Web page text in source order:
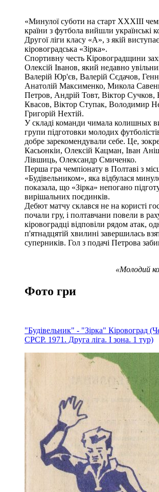
«Минулої суботи на старт XXXIII
країни з футбола вийшли українські
Другої ліги класу «А», з якій виступає
кіровоградська «Зірка».
Спортивну честь Кіровоградщини
Олексій Іванов, який недавно
Валерій Юр'єв, Валерій Сєдачов,
Анатолій Максименко, Микола
Петров, Андрій Товт, Віктор Сучков,
Квасов, Віктор Ступак, Володимир
Григорій Нехтій.
У складі команди чимала колишных
групи підготовки молодих
добре зарекомендували себе. Це,
Касьонкіи, Олексій Кацман, Іван
Лівшиць, Олександр Смиченко.
Перша гра чемпіонату в Полтаві з
«Будівельником», яка відбулася
показала, що «Зірка» непогано
вирішальних поєдинків.
Дебют матчу склався не на користі
почали гру, і полтавчани повели в
кіровоградці відповіли рядом атак,
п'ятнадцятій хвилині завершилась
суперників. Гол з подачі Петрова
«Молодий
Фото гри
"Будівельник" - "Зірка" Кіровоград
СРСР. 1971. Друга ліга. І зона. 1 тур)